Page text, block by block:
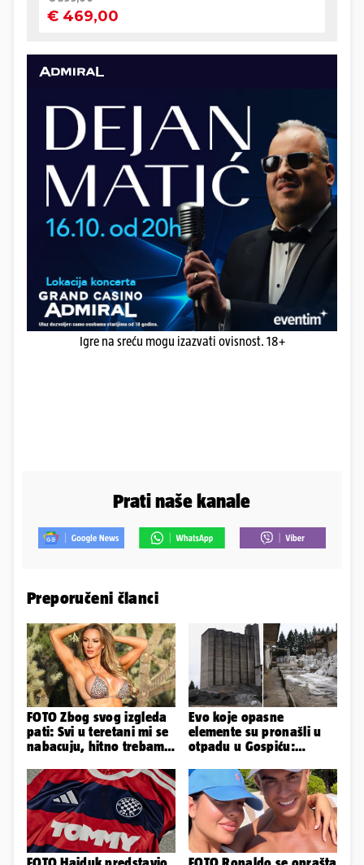
Igre na sreću mogu izazvati ovisnost. 18+
Prati naše kanale
Preporučeni članci
FOTO Zbog svog izgleda
pati: Svi u teretani mi se
nabacuju, hitno trebam
Evo koje opasne
elemente su pronašli u
otpadu u Gospiću:
štete!